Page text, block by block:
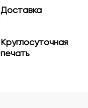
Доставка
Круглосуточная
печать